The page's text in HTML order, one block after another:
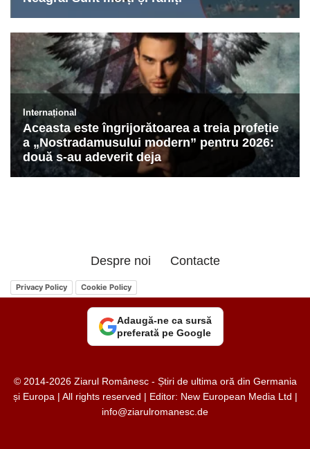
Despre noi Contacte
Privacy Policy Cookie Policy
Adaugă-ne ca sursă
preferată pe Google
© 2014-2026 Ziarul Românesc - Știri de ultima oră din Germania
și Europa | All rights reserved | Editor: New European Media Ltd |
info@ziarulromanesc.de